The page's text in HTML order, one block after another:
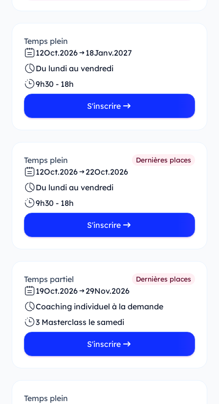
Temps plein
12Oct.2026 18Janv.2027
Du lundi au vendredi
9h30 - 18h
S'inscrire
Temps plein Dernières places
12Oct.2026 22Oct.2026
Du lundi au vendredi
9h30 - 18h
S'inscrire
Temps partiel Dernières places
19Oct.2026 29Nov.2026
Coaching individuel à la demande
3 Masterclass le samedi
S'inscrire
Temps plein